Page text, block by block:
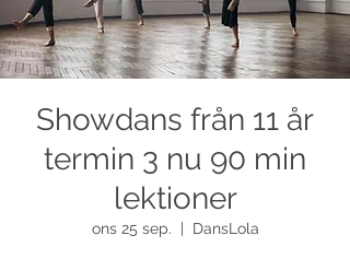
Showdans från 11 år
termin 3 nu 90 min
lektioner
ons 25 sep. DansLola